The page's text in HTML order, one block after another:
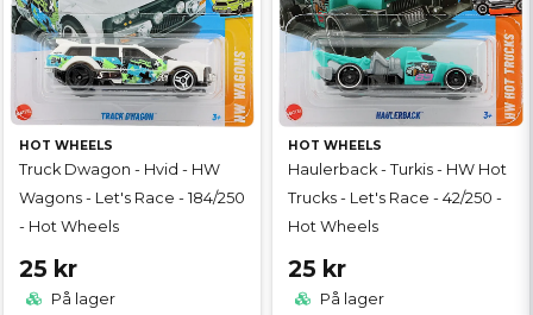
HOT WHEELS
Truck Dwagon - Hvid - HW
Wagons - Let's Race - 184/250
- Hot Wheels
25 kr
På lager
HOT WHEELS
Haulerback - Turkis - HW Hot
Trucks - Let's Race - 42/250 -
Hot Wheels
25 kr
På lager